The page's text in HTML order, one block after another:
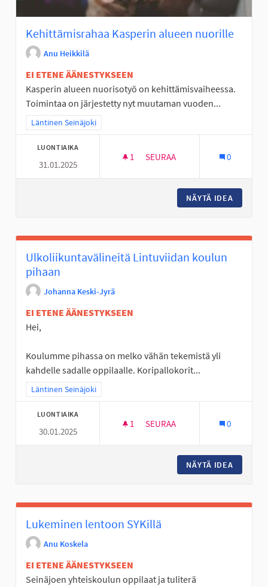
Kehittämisrahaa Kasperin alueen nuorille
Anu Heikkilä
EI ETENE ÄÄNESTYKSEEN
Kasperin alueen nuorisotyö on kehittämisvaiheessa.
Toimintaa on järjestetty nyt muutaman vuoden...
Rajaa tulokset teeman mukaan: Läntinen Seinäjoki
Läntinen Seinäjoki
LUONTIAIKA
31.01.2025
1 1 SEURAAJA
SEURAA 0
NÄYTÄ IDEA
Ulkoliikuntavälineitä Lintuviidan koulun
pihaan
Johanna Keski-Jyrä
EI ETENE ÄÄNESTYKSEEN
Hei,
Koulumme pihassa on melko vähän tekemistä yli
kahdelle sadalle oppilaalle. Koripallokorit...
Rajaa tulokset teeman mukaan: Läntinen Seinäjoki
Läntinen Seinäjoki
LUONTIAIKA
30.01.2025
1 1 SEURAAJA
SEURAA 0
NÄYTÄ IDEA
Lukeminen lentoon SYKillä
Anu Koskela
EI ETENE ÄÄNESTYKSEEN
Seinäjoen yhteiskoulun oppilaat ja tuliterä